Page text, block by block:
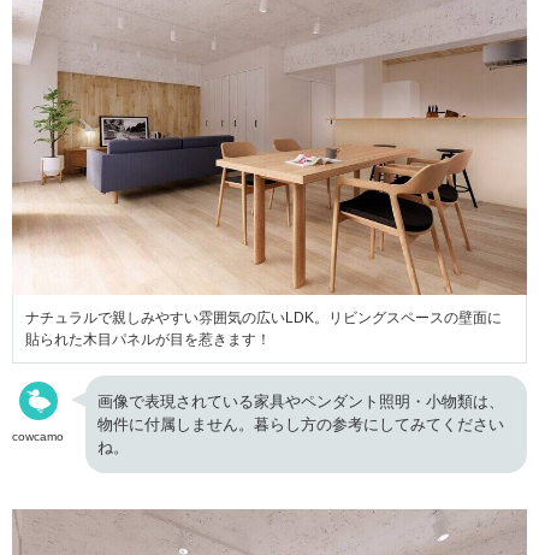
ナチュラルで親しみやすい雰囲気の広いLDK。リビングスペースの壁面に
貼られた木目パネルが目を惹きます！
cowcamo
画像で表現されている家具やペンダント照明・小物類は、
物件に付属しません。暮らし方の参考にしてみてください
ね。